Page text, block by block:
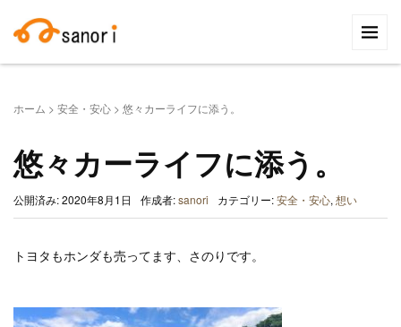
索:
ホーム > 安全・安心 > 悠々カーライフに添う。
悠々カーライフに添う。
公開済み: 2020年8月1日 作成者:sanori カテゴリー:安全・安心, 想い
トヨタもホンダも売ってます、さのりです。